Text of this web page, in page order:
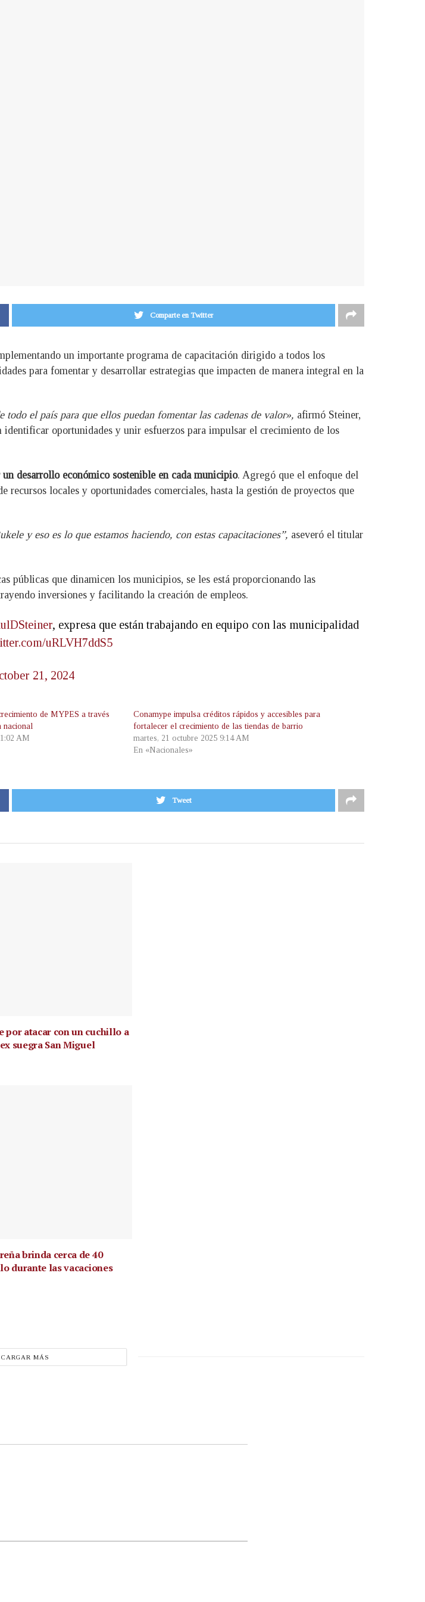
Comparte en Twitter
un importante programa de capacitación dirigido a todos los
para fomentar y desarrollar estrategias que impacten de manera integral en la
el país para que ellos puedan fomentar las cadenas de valor», afirmó Steiner,
oportunidades y unir esfuerzos para impulsar el crecimiento de los
desarrollo económico sostenible en cada municipio. Agregó que el enfoque del
locales y oportunidades comerciales, hasta la gestión de proyectos que
y eso es lo que estamos haciendo, con estas capacitaciones”, aseveró el titular
públicas que dinamicen los municipios, se les está proporcionando las
inversiones y facilitando la creación de empleos.
, expresa que están trabajando en equipo con las municipalidad
uRLVH7ddS5
21, 2024
de MYPES a través
nacional
AM
Conamype impulsa créditos rápidos y accesibles para
fortalecer el crecimiento de las tiendas de barrio
martes, 21 octubre 2025 9:14 AM
En «Nacionales»
Tweet
por atacar con un cuchillo a
suegra San Miguel
brinda cerca de 40
durante las vacaciones
CARGAR MÁS